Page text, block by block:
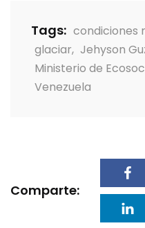
Tags: condiciones
glaciar, Jehyson
Ministerio de
Venezuela
Comparte: